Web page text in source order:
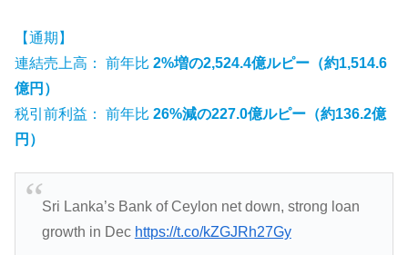
【通期】
連結売上高： 前年比 2%増の2,524.4億ルピー（約1,514.6
億円）
税引前利益： 前年比 26%減の227.0億ルピー（約136.2億
円）
Sri Lanka’s Bank of Ceylon net down, strong loan
growth in Dec https://t.co/kZGJRh27Gy